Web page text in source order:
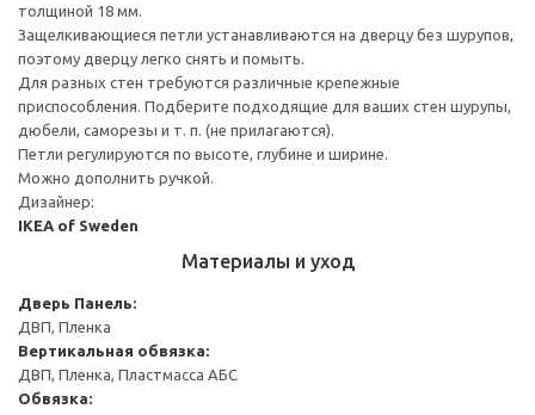
толщиной 18 мм.
Защелкивающиеся петли устанавливаются на дверцу без шурупов,
поэтому дверцу легко снять и помыть.
Для разных стен требуются различные крепежные
приспособления. Подберите подходящие для ваших стен шурупы,
дюбели, саморезы и т. п. (не прилагаются).
Петли регулируются по высоте, глубине и ширине.
Можно дополнить ручкой.
Дизайнер:
IKEA of Sweden
Материалы и уход
Дверь Панель:
ДВП, Пленка
Вертикальная обвязка:
ДВП, Пленка, Пластмасса АБС
Обвязка: